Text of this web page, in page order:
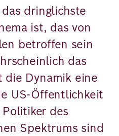
dringlichste
ist, das von
betroffen sein
das
die Dynamik eine
US-Öffentlichkeit
des
Spektrums sind